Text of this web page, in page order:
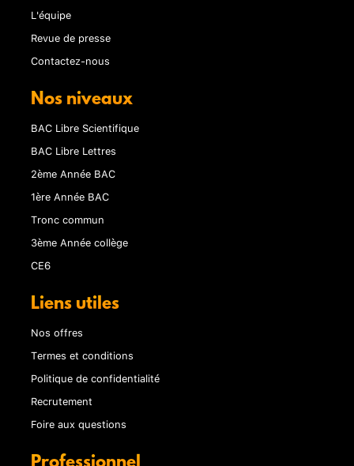
L'équipe
Revue de presse
Contactez-nous
Nos niveaux
BAC Libre Scientifique
BAC Libre Lettres
2ème Année BAC
1ère Année BAC
Tronc commun
3ème Année collège
CE6
Liens utiles
Nos offres
Termes et conditions
Politique de confidentialité
Recrutement
Foire aux questions